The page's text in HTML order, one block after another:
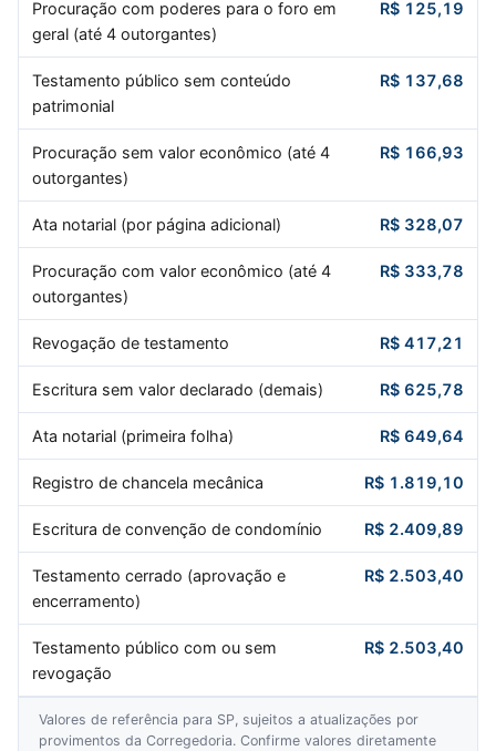
Procuração com poderes para o foro em
geral (até 4 outorgantes)
R$ 125,19
Testamento público sem conteúdo
patrimonial
R$ 137,68
Procuração sem valor econômico (até 4
outorgantes)
R$ 166,93
Ata notarial (por página adicional) R$ 328,07
Procuração com valor econômico (até 4
outorgantes)
R$ 333,78
Revogação de testamento R$ 417,21
Escritura sem valor declarado (demais) R$ 625,78
Ata notarial (primeira folha) R$ 649,64
Registro de chancela mecânica R$ 1.819,10
Escritura de convenção de condomínio R$ 2.409,89
Testamento cerrado (aprovação e
encerramento)
R$ 2.503,40
Testamento público com ou sem
revogação
R$ 2.503,40
Valores de referência para SP, sujeitos a atualizações por
provimentos da Corregedoria. Confirme valores diretamente